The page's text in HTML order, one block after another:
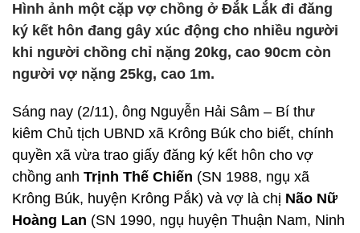
Hình ảnh một cặp vợ chồng ở Đắk Lắk đi đăng
ký kết hôn đang gây xúc động cho nhiều người
khi người chồng chỉ nặng 20kg, cao 90cm còn
người vợ nặng 25kg, cao 1m.
Sáng nay (2/11), ông Nguyễn Hải Sâm – Bí thư
kiêm Chủ tịch UBND xã Krông Búk cho biết, chính
quyền xã vừa trao giấy đăng ký kết hôn cho vợ
chồng anh Trịnh Thế Chiến (SN 1988, ngụ xã
Krông Búk, huyện Krông Pắk) và vợ là chị Não Nữ
Hoàng Lan (SN 1990, ngụ huyện Thuận Nam, Ninh